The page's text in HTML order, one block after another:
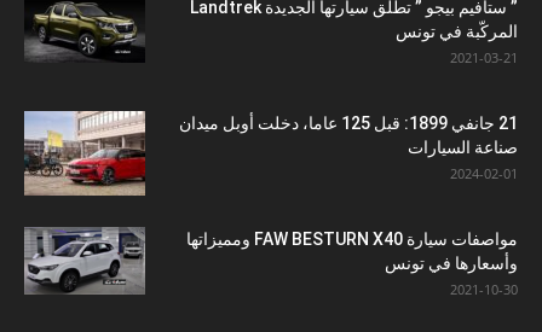
” ستافيم بيجو ” تطلق سيارتها الجديدة Landtrek
المركّبة في تونس
2021-03-21
21 جانفي 1899: قبل 125 عاما، دخلت أوبل ميدان
صناعة السيارات
2024-02-01
مواصفات سيارة FAW BESTURN X40 ومميزاتها
وأسعارها في تونس
2021-10-30